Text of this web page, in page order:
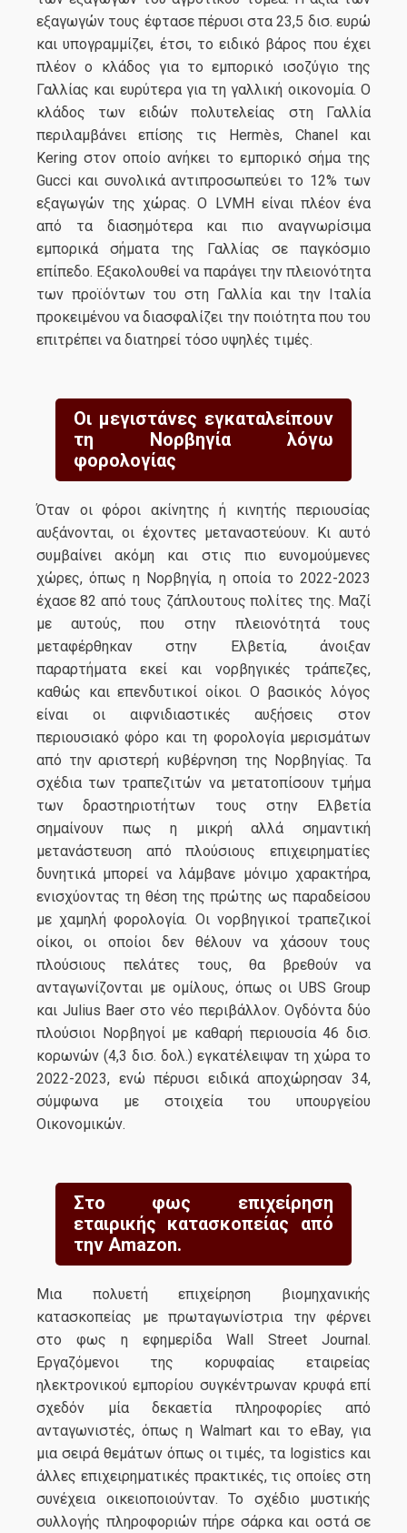
εξαγωγών τους έφτασε πέρυσι στα 23,5 δισ. ευρώ
και υπογραμμίζει, έτσι, το ειδικό βάρος που έχει
πλέον ο κλάδος για το εμπορικό ισοζύγιο της
Γαλλίας και ευρύτερα για τη γαλλική οικονομία. Ο
κλάδος των ειδών πολυτελείας στη Γαλλία
περιλαμβάνει επίσης τις Hermès, Chanel και
Kering στον οποίο ανήκει το εμπορικό σήμα της
Gucci και συνολικά αντιπροσωπεύει το 12% των
εξαγωγών της χώρας. O LVMH είναι πλέον ένα
από τα διασημότερα και πιο αναγνωρίσιμα
εμπορικά σήματα της Γαλλίας σε παγκόσμιο
επίπεδο. Εξακολουθεί να παράγει την πλειονότητα
των προϊόντων του στη Γαλλία και την Ιταλία
προκειμένου να διασφαλίζει την ποιότητα που του
επιτρέπει να διατηρεί τόσο υψηλές τιμές.
Οι μεγιστάνες εγκαταλείπουν
τη Νορβηγία λόγω
φορολογίας
Όταν οι φόροι ακίνητης ή κινητής περιουσίας
αυξάνονται, οι έχοντες μεταναστεύουν. Κι αυτό
συμβαίνει ακόμη και στις πιο ευνομούμενες
χώρες, όπως η Νορβηγία, η οποία το 2022-2023
έχασε 82 από τους ζάπλουτους πολίτες της. Μαζί
με αυτούς, που στην πλειονότητά τους
μεταφέρθηκαν στην Ελβετία, άνοιξαν
παραρτήματα εκεί και νορβηγικές τράπεζες,
καθώς και επενδυτικοί οίκοι. Ο βασικός λόγος
είναι οι αιφνιδιαστικές αυξήσεις στον
περιουσιακό φόρο και τη φορολογία μερισμάτων
από την αριστερή κυβέρνηση της Νορβηγίας. Τα
σχέδια των τραπεζιτών να μετατοπίσουν τμήμα
των δραστηριοτήτων τους στην Ελβετία
σημαίνουν πως η μικρή αλλά σημαντική
μετανάστευση από πλούσιους επιχειρηματίες
δυνητικά μπορεί να λάμβανε μόνιμο χαρακτήρα,
ενισχύοντας τη θέση της πρώτης ως παραδείσου
με χαμηλή φορολογία. Οι νορβηγικοί τραπεζικοί
οίκοι, οι οποίοι δεν θέλουν να χάσουν τους
πλούσιους πελάτες τους, θα βρεθούν να
ανταγωνίζονται με ομίλους, όπως οι UBS Group
και Julius Baer στο νέο περιβάλλον. Ογδόντα δύο
πλούσιοι Νορβηγοί με καθαρή περιουσία 46 δισ.
κορωνών (4,3 δισ. δολ.) εγκατέλειψαν τη χώρα το
2022-2023, ενώ πέρυσι ειδικά αποχώρησαν 34,
σύμφωνα με στοιχεία του υπουργείου
Οικονομικών.
Στο φως επιχείρηση
εταιρικής κατασκοπείας από
την Amazon.
Mια πολυετή επιχείρηση βιομηχανικής
κατασκοπείας με πρωταγωνίστρια την φέρνει
στο φως η εφημερίδα Wall Street Journal.
Εργαζόμενοι της κορυφαίας εταιρείας
ηλεκτρονικού εμπορίου συγκέντρωναν κρυφά επί
σχεδόν μία δεκαετία πληροφορίες από
ανταγωνιστές, όπως η Walmart και το eBay, για
μια σειρά θεμάτων όπως οι τιμές, τα logistics και
άλλες επιχειρηματικές πρακτικές, τις οποίες στη
συνέχεια οικειοποιούνταν. Το σχέδιο μυστικής
συλλογής πληροφοριών πήρε σάρκα και οστά σε